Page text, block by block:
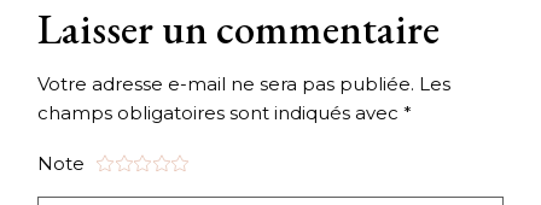
Laisser un commentaire
Votre adresse e-mail ne sera pas publiée. Les
champs obligatoires sont indiqués avec*
Note